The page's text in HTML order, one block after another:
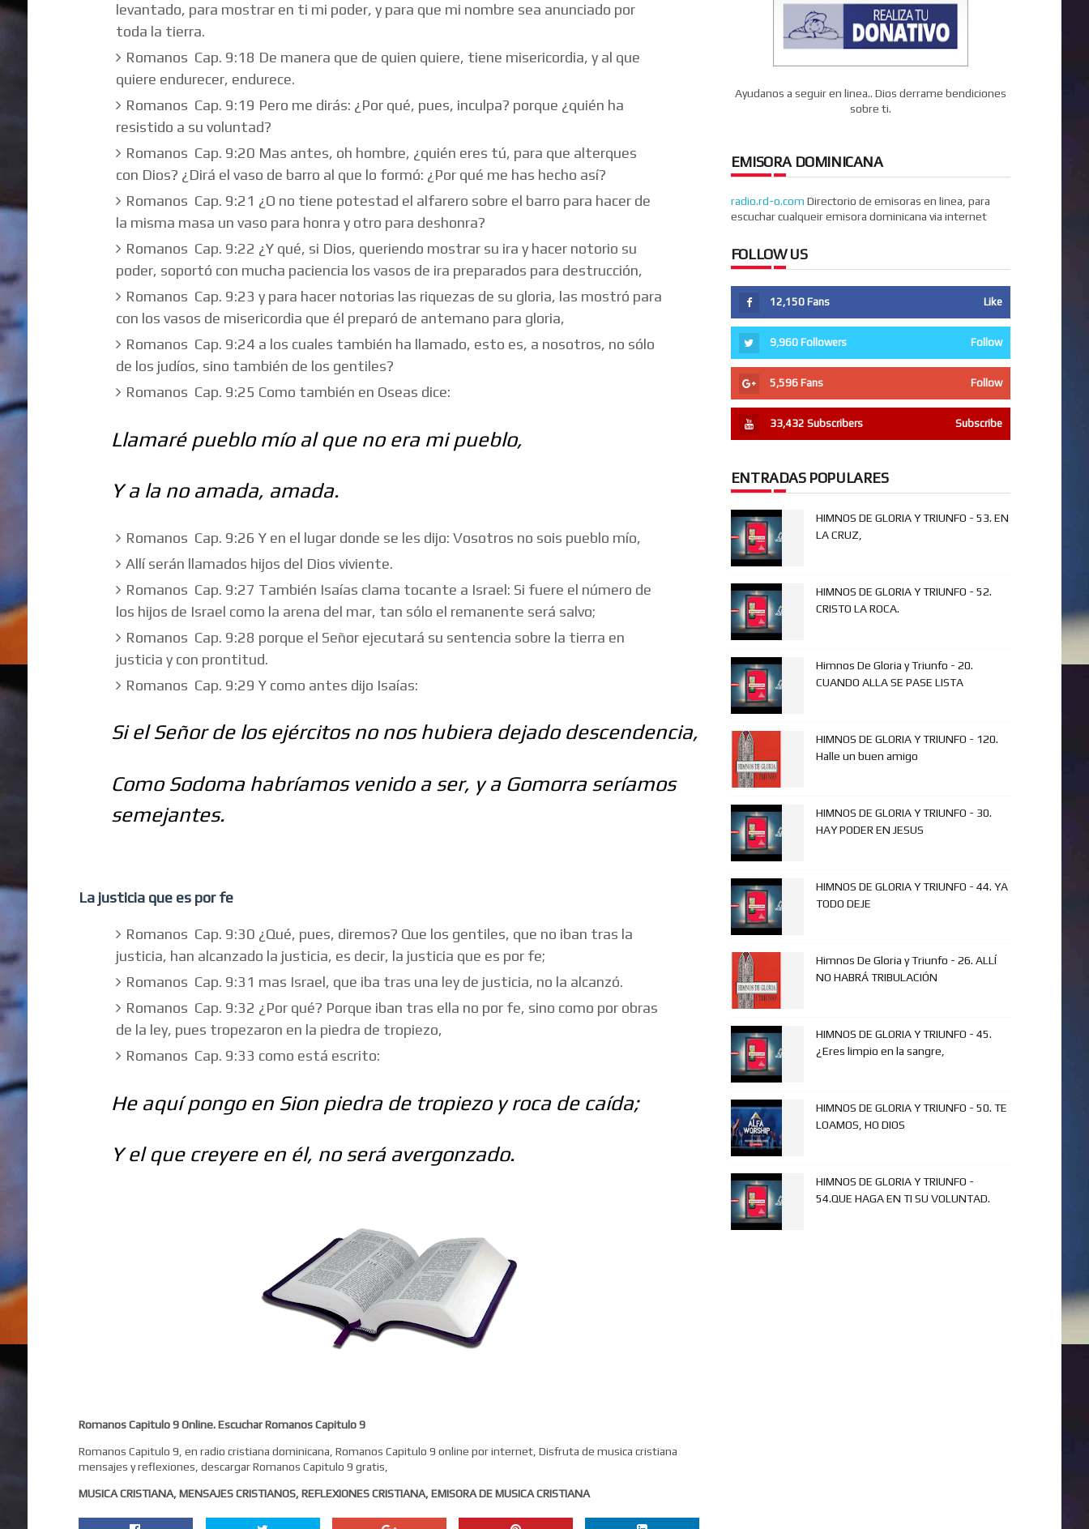
levantado, para mostrar en ti mi poder, y para que mi nombre sea anunciado por
toda la tierra.
Romanos Cap. 9:18 De manera que de quien quiere, tiene misericordia, y al que
quiere endurecer, endurece.
Romanos Cap. 9:19 Pero me dirás: ¿Por qué, pues, inculpa? porque ¿quién ha
resistido a su voluntad?
Romanos Cap. 9:20 Mas antes, oh hombre, ¿quién eres tú, para que alterques
con Dios? ¿Dirá el vaso de barro al que lo formó: ¿Por qué me has hecho así?
Romanos Cap. 9:21 ¿O no tiene potestad el alfarero sobre el barro para hacer de
la misma masa un vaso para honra y otro para deshonra?
Romanos Cap. 9:22 ¿Y qué, si Dios, queriendo mostrar su ira y hacer notorio su
poder, soportó con mucha paciencia los vasos de ira preparados para destrucción,
Romanos Cap. 9:23 y para hacer notorias las riquezas de su gloria, las mostró para
con los vasos de misericordia que él preparó de antemano para gloria,
Romanos Cap. 9:24 a los cuales también ha llamado, esto es, a nosotros, no sólo
de los judíos, sino también de los gentiles?
Romanos Cap. 9:25 Como también en Oseas dice:
Llamaré pueblo mío al que no era mi pueblo,
Y a la no amada, amada.
Romanos Cap. 9:26 Y en el lugar donde se les dijo: Vosotros no sois pueblo mío,
Allí serán llamados hijos del Dios viviente.
Romanos Cap. 9:27 También Isaías clama tocante a Israel: Si fuere el número de
los hijos de Israel como la arena del mar, tan sólo el remanente será salvo;
Romanos Cap. 9:28 porque el Señor ejecutará su sentencia sobre la tierra en
justicia y con prontitud.
Romanos Cap. 9:29 Y como antes dijo Isaías:
Si el Señor de los ejércitos no nos hubiera dejado descendencia,
Como Sodoma habríamos venido a ser, y a Gomorra seríamos
semejantes.
La justicia que es por fe
Romanos Cap. 9:30 ¿Qué, pues, diremos? Que los gentiles, que no iban tras la
justicia, han alcanzado la justicia, es decir, la justicia que es por fe;
Romanos Cap. 9:31 mas Israel, que iba tras una ley de justicia, no la alcanzó.
Romanos Cap. 9:32 ¿Por qué? Porque iban tras ella no por fe, sino como por obras
de la ley, pues tropezaron en la piedra de tropiezo,
Romanos Cap. 9:33 como está escrito:
He aquí pongo en Sion piedra de tropiezo y roca de caída;
Y el que creyere en él, no será avergonzado.
Romanos Capitulo 9 Online. Escuchar Romanos Capitulo 9
Romanos Capitulo 9, en radio cristiana dominicana, Romanos Capitulo 9 online por internet, Disfruta de musica cristiana
mensajes y reflexiones, descargar Romanos Capitulo 9 gratis,
MUSICA CRISTIANA, MENSAJES CRISTIANOS, REFLEXIONES CRISTIANA, EMISORA DE MUSICA CRISTIANA
Ayudanos a seguir en linea.. Dios derrame bendiciones
sobre ti.
EMISORA DOMINICANA
radio.rd-o.com Directorio de emisoras en linea, para
escuchar cualqueir emisora dominicana via internet
FOLLOW US
12,150 Fans Like
9,960 Followers Follow
5,596 Fans Follow
33,432 Subscribers Subscribe
ENTRADAS POPULARES
HIMNOS DE GLORIA Y TRIUNFO - 53. EN
LA CRUZ,
HIMNOS DE GLORIA Y TRIUNFO - 52.
CRISTO LA ROCA.
Himnos De Gloria y Triunfo - 20.
CUANDO ALLA SE PASE LISTA
HIMNOS DE GLORIA Y TRIUNFO - 120.
Halle un buen amigo
HIMNOS DE GLORIA Y TRIUNFO - 30.
HAY PODER EN JESUS
HIMNOS DE GLORIA Y TRIUNFO - 44. YA
TODO DEJE
Himnos De Gloria y Triunfo - 26. ALLÍ
NO HABRÁ TRIBULACIÓN
HIMNOS DE GLORIA Y TRIUNFO - 45.
¿Eres limpio en la sangre,
HIMNOS DE GLORIA Y TRIUNFO - 50. TE
LOAMOS, HO DIOS
HIMNOS DE GLORIA Y TRIUNFO -
54.QUE HAGA EN TI SU VOLUNTAD.